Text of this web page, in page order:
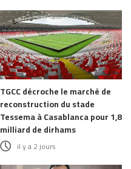
TGCC décroche le marché de
reconstruction du stade
Tessema à Casablanca pour 1,8
milliard de dirhams
il y a 2 jours